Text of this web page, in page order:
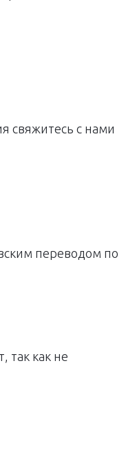
свяжитесь с нами
переводом по
так как не